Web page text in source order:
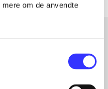
om de anvendte